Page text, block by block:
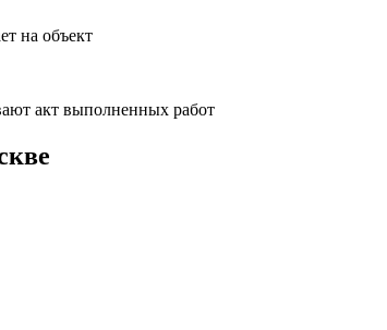
на объект
акт выполненных работ